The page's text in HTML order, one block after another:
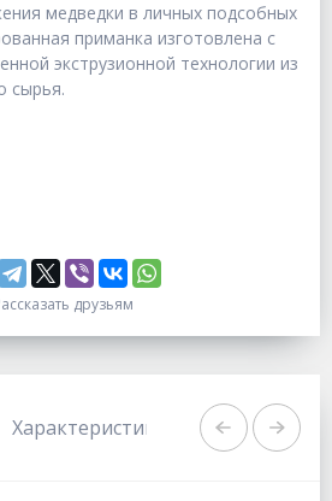
медведки в личных подсобных
приманка изготовлена с
экструзионной технологии из
сырья.
друзьям
Характеристики Задать